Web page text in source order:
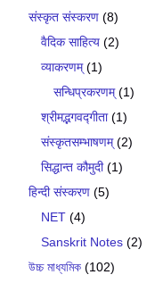
संस्कृत संस्करण (8)
वैदिक साहित्य (2)
व्याकरणम्(1)
सन्धिप्रकरणम्(1)
श्रीमद्भगवद्गीता(1)
संस्कृतसम्भाषणम्(2)
सिद्धान्त कौमुदी(1)
हिन्दी संस्करण (5)
NET (4)
Sanskrit Notes (2)
উচ্চ মাধ্যমিক (102)